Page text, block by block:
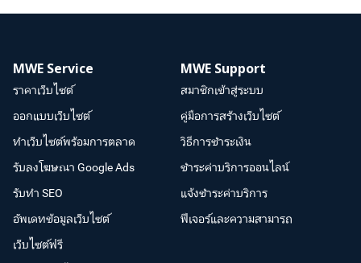
MWE Service
ราคาเว็บไซต์
ออกแบบเว็บไซต์
ทำเว็บไซต์พร้อมการตลาด
รับลงโฆษณา Google Ads
รับทำ SEO
อัพเดทข้อมูลเว็บไซต์
เว็บไซต์ฟรี
MWE Support
สมาชิกเข้าสู่ระบบ
คู่มือการสร้างเว็บไซต์
วิธีการชำระเงิน
ชำระค่าบริการออนไลน์
แจ้งชำระค่าบริการ
ฟีเจอร์และความสามารถ